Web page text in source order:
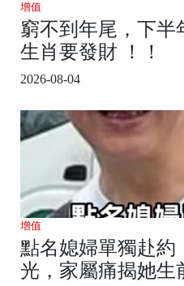
增值
窮不到年尾，下半
生肖要發財 ！！
2026-08-04
增值
點名媳婦單獨赴約
光，家屬痛揭她生